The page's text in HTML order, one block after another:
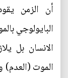
أن الزمن
البايولوجي
الانسان بل
الموت (العدم)